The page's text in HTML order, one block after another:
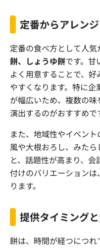
定番からアレン
定番の食べ方として人気
餅、しょうゆ餅です。甘
よく用意することで、
やすくなります。特に
が幅広いため、複数の
演出するのがおすすめで
また、地域性やイベン
風や大根おろし、みた
と、話題性が高まり、
付けのバリエーション
ります。
提供タイミング
餅は、時間が経つにつ